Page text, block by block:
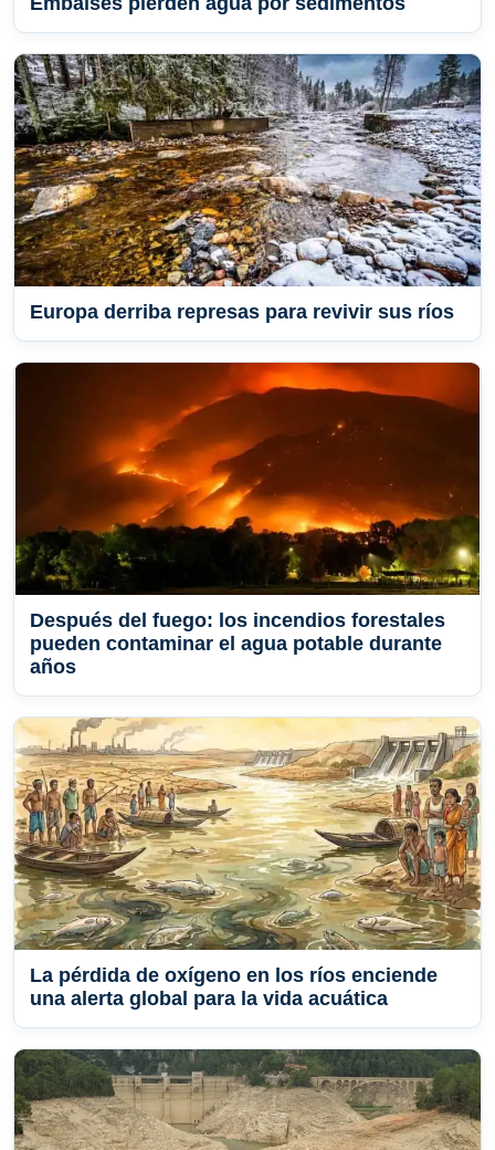
Europa derriba represas para revivir sus ríos
Después del fuego: los incendios forestales
pueden contaminar el agua potable durante
años
La pérdida de oxígeno en los ríos enciende
una alerta global para la vida acuática